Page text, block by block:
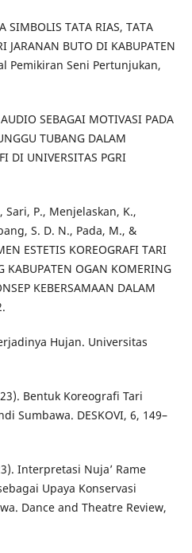
TATA RIAS, TATA
JARANAN BUTO DI KABUPATEN
Pemikiran Seni Pertunjukan,
SEBAGAI MOTIVASI PADA
TUBANG DALAM
DI UNIVERSITAS PGRI
Sari, P., Menjelaskan, K.,
S. D. N., Pada, M., &
ESTETIS KOREOGRAFI TARI
KABUPATEN OGAN KOMERING
KEBERSAMAAN DALAM
Hujan. Universitas
Bentuk Koreografi Tari
Sumbawa. DESKOVI, 6, 149–
Interpretasi Nuja’ Rame
Upaya Konservasi
Dance and Theatre Review,